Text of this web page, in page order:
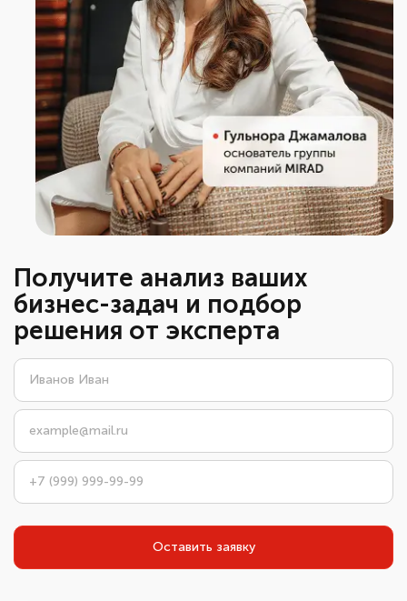
Получите анализ ваших
бизнес-задач и подбор
решения от эксперта
Оставить заявку